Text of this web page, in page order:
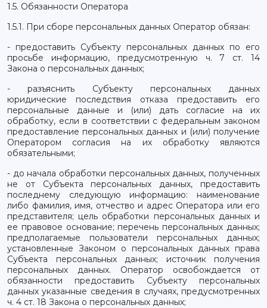
1.5. Обязанности Оператора
1.5.1. При сборе персональных данных Оператор обязан:
- предоставить Субъекту персональных данных по его
просьбе информацию, предусмотренную ч. 7 ст. 14
Закона о персональных данных;
- разъяснить Субъекту персональных данных
юридические последствия отказа предоставить его
персональные данные и (или) дать согласие на их
обработку, если в соответствии с федеральным законом
предоставление персональных данных и (или) получение
Оператором согласия на их обработку являются
обязательными;
- до начала обработки персональных данных, полученных
не от Субъекта персональных данных, предоставить
последнему следующую информацию: наименование
либо фамилия, имя, отчество и адрес Оператора или его
представителя; цель обработки персональных данных и
ее правовое основание; перечень персональных данных;
предполагаемые пользователи персональных данных;
установленные Законом о персональных данных права
Субъекта персональных данных; источник получения
персональных данных. Оператор освобождается от
обязанности предоставить Субъекту персональных
данных указанные сведения в случаях, предусмотренных
ч. 4 ст. 18 Закона о персональных данных;